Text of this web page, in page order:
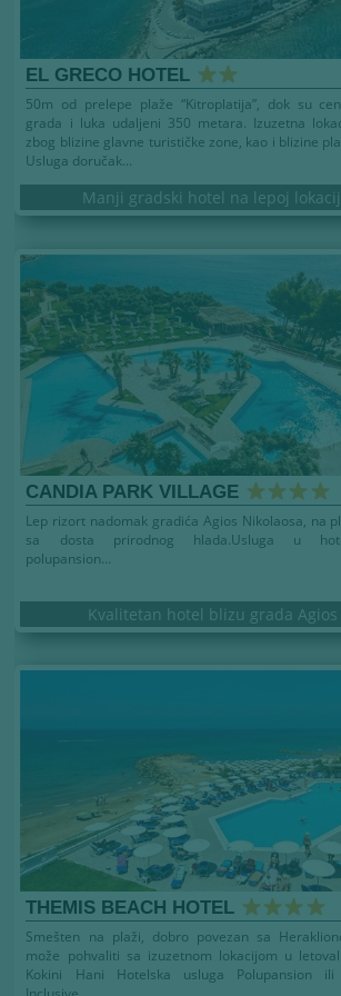
EL GRECO HOTEL
50m od prelepe plaže “Kitroplatija”, dok su
grada i luka udaljeni 350 metara. Izuzetna
zbog blizine glavne turističke zone, kao i blizine
Usluga doručak...
Manji gradski hotel na lepoj
CANDIA PARK VILLAGE
Lep rizort nadomak gradića Agios Nikolaosa, na
sa dosta prirodnog hlada.Usluga u
polupansion...
Kvalitetan hotel blizu grada Agios
THEMIS BEACH HOTEL
Smešten na plaži, dobro povezan sa
može pohvaliti sa izuzetnom lokacijom u
Kokini Hani Hotelska usluga Polupansion